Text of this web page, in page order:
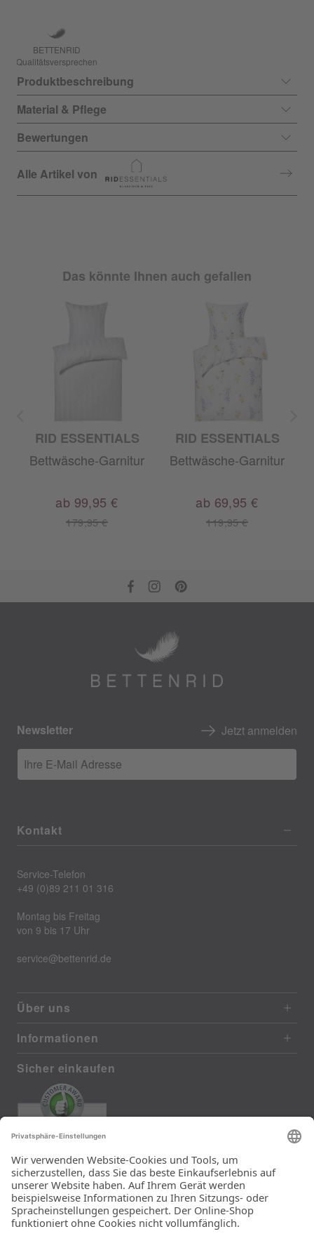
BETTENRID
Qualitätsversprechen
Produktbeschreibung
Material & Pflege
Bewertungen
Alle Artikel von
Das könnte Ihnen auch gefallen
RID ESSENTIALS
Bettwäsche-Garnitur
179,95 €
ab 99,95 €
RID ESSENTIALS
Bettwäsche-Garnitur
119,95 €
ab 69,95 €
Newsletter Jetzt anmelden
Ihre E-Mail Adresse
Kontakt
Service-Telefon
+49 (0)89 211 01 316
Montag bis Freitag
von 9 bis 17 Uhr
service@bettenrid.de
Über uns
Informationen
Sicher einkaufen
385 reviews from real customers
(last 12 months)
Total: 11283
Die Auswahl und die
Einfachheit der
Bestellung.